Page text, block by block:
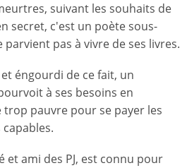
suivant les souhaits de
secret, c'est un poète sous-
pas à vivre de ses livres.
éngourdi de ce fait, un
à ses besoins en
pauvre pour se payer les
ami des PJ, est connu pour